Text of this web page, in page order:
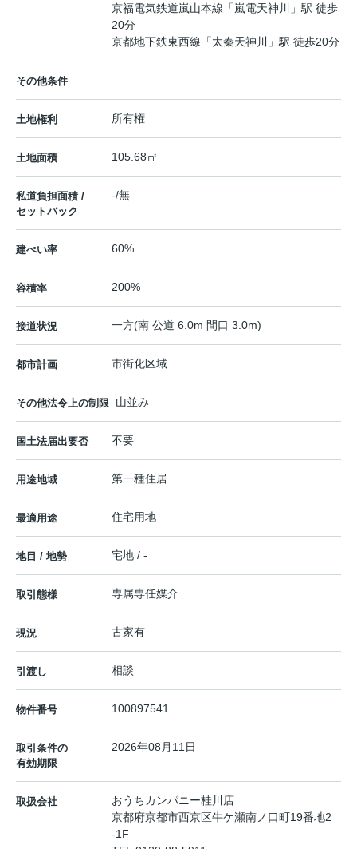
京福電気鉄道嵐山本線 「嵐電天神川
」駅 徒歩
20分
京都地下鉄東西線 「太秦天神川 」駅 徒歩20分
その他条件
土地権利 所有権
土地面積 105.68㎡
私道負担面積 /
セットバック
-/無
建ぺい率 60%
容積率 200%
接道状況 一方(南 公道 6.0m 間口 3.0m)
都市計画 市街化区域
その他法令上の制限 山並み
国土法届出要否 不要
用途地域 第一種住居
最適用途 住宅用地
地目 / 地勢 宅地 / -
取引態様 専属専任媒介
現況 古家有
引渡し 相談
物件番号 100897541
取引条件の
有効期限
2026年08月11日
取扱会社
おうちカンパニー桂川店
京都府京都市西京区牛ケ瀬南ノ口町19番地2
-1F